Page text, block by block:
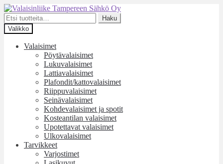
Siirry
navigointiin
Siirry
sisältöön
Etsi:
Haku
Valikko
Valaisimet
Pöytävalaisimet
Lukuvalaisimet
Lattiavalaisimet
Plafondit/kattovalaisimet
Riippuvalaisimet
Seinävalaisimet
Kohdevalaisimet ja spotit
Kosteantilan valaisimet
Upotettavat valaisimet
Ulkovalaisimet
Tarvikkeet
Varjostimet